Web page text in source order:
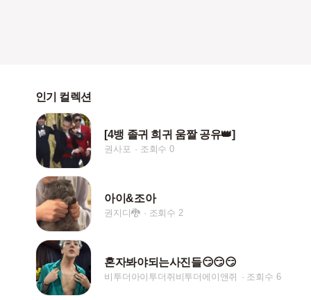
인기 컬렉션
[4뱅 졸귀 희귀 움짤 공유👑]
권사포 조회수 0
아이&조아
권지디🐉 조회수 2
혼자봐야되는사진들😏😏😏
비투더아이투더쥐비투더에이앤쥐 조회수 6